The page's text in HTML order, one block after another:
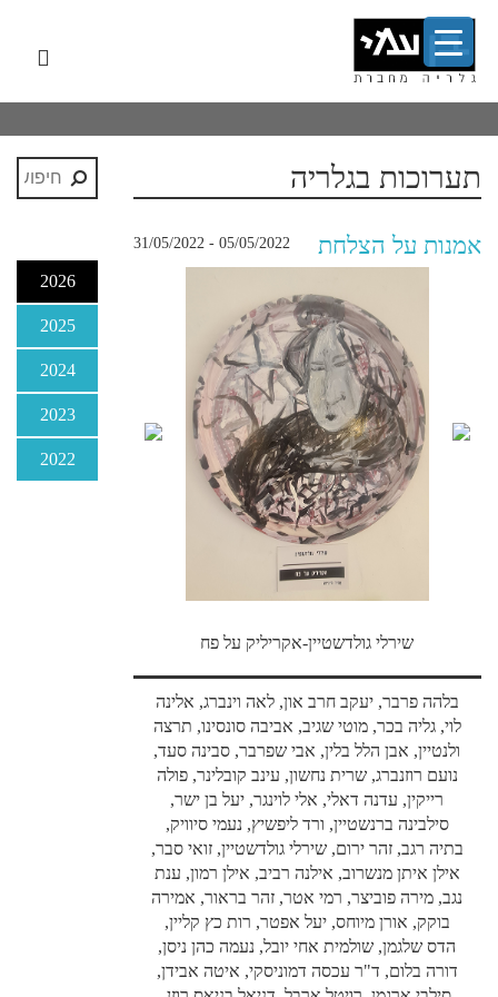
לתוכן
ראשי
2026
2025
2024
2023
2022
תערוכות בגלריה
אמנות על הצלחת 05/05/2022 - 31/05/2022
שירלי גולדשטיין-אקריליק על פח
בלהה פרבר, יעקב חרב און, לאה וינברג, אלינה
לוי, גליה בכר, מוטי שגיב, אביבה סונסינו, תרצה
ולנטיין, אבן הלל בלין, אבי שפרבר, סבינה סעד,
נועם רוזנברג, שרית נחשון, עינב קובלינר, פולה
רייקין, עדנה דאלי, אלי לוינגר, יעל בן ישר,
סילבינה ברנשטיין, ורד ליפשיץ, נעמי סיוויק,
בתיה רגב, זהר ירום, שירלי גולדשטיין, זואי סבר,
אילן איתן מנשרוב, אילנה רביב, אילן רמון, ענת
נגב, מירה פוביצר, רמי אטר, זהר בראור, אמירה
בוקק, אורן מיוחס, יעל אפטר, רות כץ קליין,
הדס שלגמן, שולמית אחי יובל, נעמה כהן ניסן,
דורה בלום, ד"ר עכסה דמוניסקי, איטה אבידן,